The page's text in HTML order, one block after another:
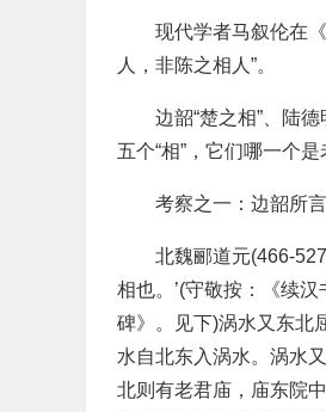
现代学者马叙伦在
人，非陈之相人”。
边韶“楚之相”、陆
五个“相”，它们哪一个
考察之一：边韶所
北魏郦道元(466-
相也。’(守敬按：《续
碑》。见下)涡水又东北
水自北东入涡水。涡水
北则有老君庙，庙东院